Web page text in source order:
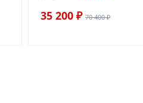
35 200 ₽ 70 400 ₽